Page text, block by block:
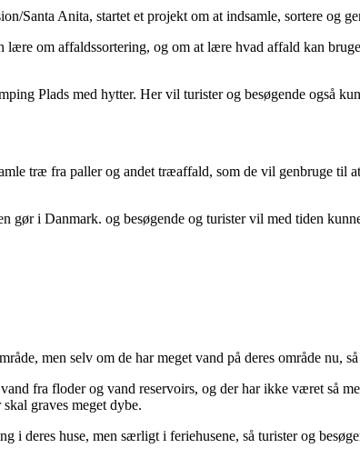
Santa Anita, startet et projekt om at indsamle, sortere og
lære om affaldssortering, og om at lære hvad affald kan
Plads med hytter. Her vil turister og besøgende også
træ fra paller og andet træaffald, som de vil genbruge til
gør i Danmark. og besøgende og turister vil med tiden
men selv om de har meget vand på deres område nu,
fra floder og vand reservoirs, og der har ikke været så
graves meget dybe.
i deres huse, men særligt i feriehusene, så turister og